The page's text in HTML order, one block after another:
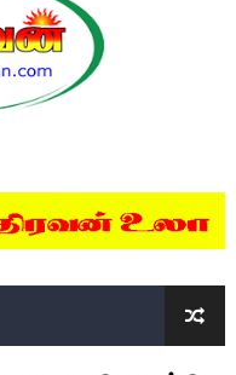
ஆபாச வீடியோக்களால்
“கோவிஷீல்டு”
பிறந்தநாளை
நடந்தது?: உண்மையை
டொலர் நட்டஈடு